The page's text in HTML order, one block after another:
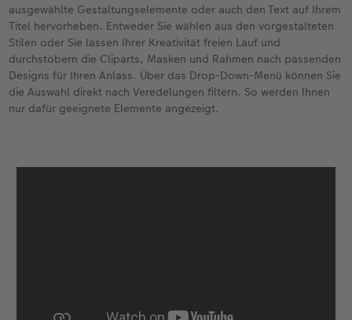
ausgewählte Gestaltungselemente oder auch den Text auf Ihrem
Titel hervorheben. Entweder Sie wählen aus den vorgestalteten
Stilen oder Sie lassen Ihrer Kreativität freien Lauf und
durchstöbern die Cliparts, Masken und Rahmen nach passenden
Designs für Ihren Anlass. Über das Drop-Down-Menü können Sie
die Auswahl direkt nach Veredelungen filtern. So werden Ihnen
nur dafür geeignete Elemente angezeigt.